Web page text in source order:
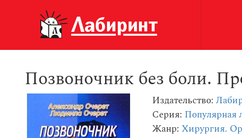
Позвоночник без боли.
Издательство:
Серия: Популярная
Жанр: Хирургия.